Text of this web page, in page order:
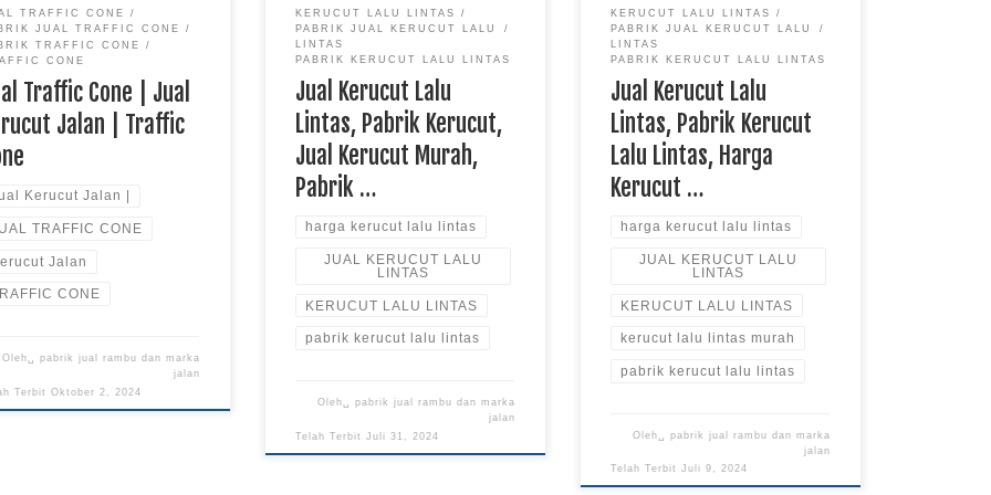
TRAFFIC CONE
JUAL TRAFFIC CONE
TRAFFIC CONE
CONE
Traffic Cone | Jual
Jalan | Traffic
Kerucut Jalan |
TRAFFIC CONE
Jalan
CONE
Oleh␣ pabrik jual rambu dan marka
jalan
TerbitOktober 2, 2024
KERUCUT LALU LINTAS
PABRIK JUAL KERUCUT LALU
LINTAS
PABRIK KERUCUT LALU LINTAS
Jual Kerucut Lalu
Lintas, Pabrik Kerucut,
Jual Kerucut Murah,
Pabrik …
harga kerucut lalu lintas
JUAL KERUCUT LALU
LINTAS
KERUCUT LALU LINTAS
pabrik kerucut lalu lintas
Oleh␣ pabrik jual rambu dan marka
jalan
Telah TerbitJuli 31, 2024
optional […]
KERUCUT LALU LINTAS
PABRIK JUAL KERUCUT LALU
LINTAS
PABRIK KERUCUT LALU LINTAS
Jual Kerucut Lalu
Lintas, Pabrik Kerucut
Lalu Lintas, Harga
Kerucut …
harga kerucut lalu lintas
JUAL KERUCUT LALU
LINTAS
KERUCUT LALU LINTAS
kerucut lalu lintas murah
pabrik kerucut lalu lintas
Oleh␣ pabrik jual rambu dan marka
jalan
Telah TerbitJuli 9, 2024